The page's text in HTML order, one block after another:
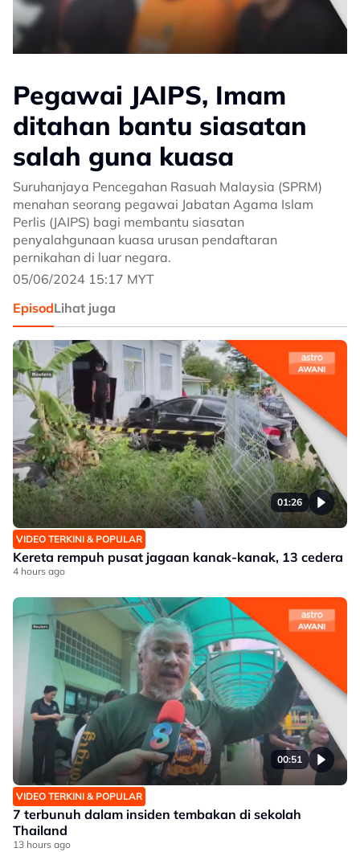
Pegawai JAIPS, Imam
ditahan bantu siasatan
salah guna kuasa
Suruhanjaya Pencegahan Rasuah Malaysia (SPRM)
menahan seorang pegawai Jabatan Agama Islam
Perlis (JAIPS) bagi membantu siasatan
penyalahgunaan kuasa urusan pendaftaran
pernikahan di luar negara.
05/06/2024 15:17 MYT
EpisodLihat juga
01:26
VIDEO TERKINI & POPULAR
Kereta rempuh pusat jagaan kanak-kanak, 13 cedera
4 hours ago
00:51
VIDEO TERKINI & POPULAR
7 terbunuh dalam insiden tembakan di sekolah
Thailand
13 hours ago